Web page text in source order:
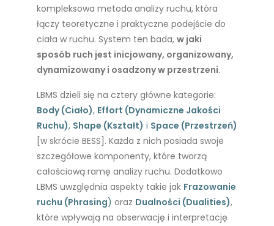
kompleksowa metoda analizy ruchu, która
łączy teoretyczne i praktyczne podejście do
ciała w ruchu. System ten bada, w jaki
sposób ruch jest inicjowany, organizowany,
dynamizowany i osadzony w przestrzeni.
LBMS dzieli się na cztery główne kategorie:
Body (Ciało), Effort (Dynamiczne Jakości
Ruchu), Shape (Kształt) i Space (Przestrzeń)
[w skrócie BESS]. Każda z nich posiada swoje
szczegółowe komponenty, które tworzą
całościową ramę analizy ruchu. Dodatkowo
LBMS uwzględnia aspekty takie jak Frazowanie
ruchu (Phrasing) oraz Dualności (Dualities),
które wpływają na obserwację i interpretację